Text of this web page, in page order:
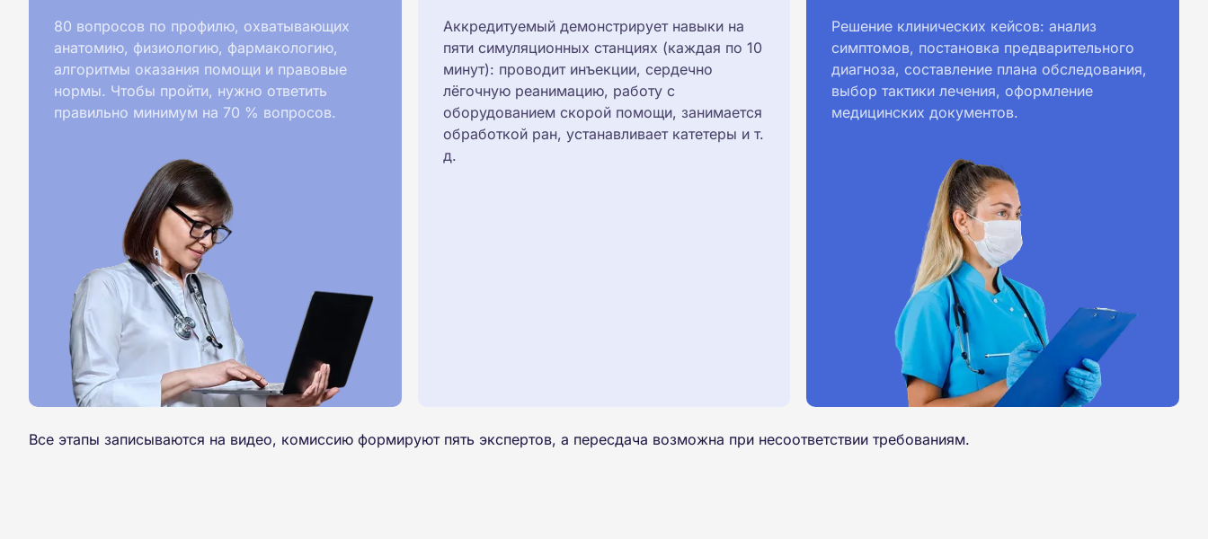
80 вопросов по профилю, охватывающих
анатомию, физиологию, фармакологию,
алгоритмы оказания помощи и правовые
нормы. Чтобы пройти, нужно ответить
правильно минимум на 70 % вопросов.
Аккредитуемый демонстрирует навыки на
пяти симуляционных станциях (каждая по 10
минут): проводит инъекции, сердечно
лёгочную реанимацию, работу с
оборудованием скорой помощи, занимается
обработкой ран, устанавливает катетеры и т.
д.
Решение клинических кейсов: анализ
симптомов, постановка предварительного
диагноза, составление плана обследования,
выбор тактики лечения, оформление
медицинских документов.
Все этапы записываются на видео, комиссию формируют пять экспертов, а пересдача возможна при несоответствии требованиям.